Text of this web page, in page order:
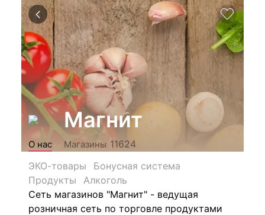
Магнит
О нас Магазины 11624
ЭКО-товары
Бонусная система
Продукты
Алкоголь
Сеть магазинов "Магнит" - ведущая
розничная сеть по торговле продуктами